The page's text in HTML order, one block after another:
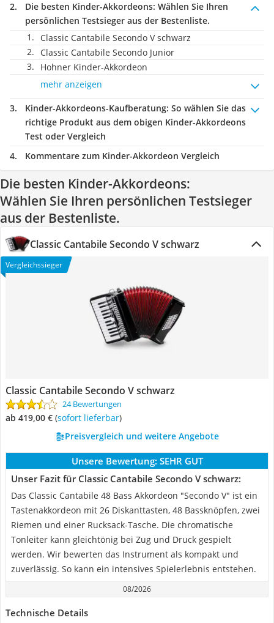
Die besten Kinder-Akkordeons: Wählen Sie Ihren
persönlichen Testsieger aus der Bestenliste.
Classic Cantabile Secondo V schwarz
Classic Cantabile Secondo Junior
Hohner Kinder-Akkordeon
mehr anzeigen
Kinder-Akkordeons-Kaufberatung: So wählen Sie das
richtige Produkt aus dem obigen Kinder-Akkordeons
Test oder Vergleich
Kommentare zum Kinder-Akkordeon Vergleich
Die besten Kinder-Akkordeons:
Wählen Sie Ihren persönlichen Testsieger
aus der Bestenliste.
Classic Cantabile Secondo V schwarz
Vergleichssieger
Classic Cantabile Secondo V schwarz
24 Bewertungen
ab 419,00 € ( Sofort lieferbar)
Preisvergleich und weitere Angebote
Unsere Bewertung: SEHR GUT
Unser Fazit für Classic Cantabile Secondo V schwarz:
Das Classic Cantabile 48 Bass Akkordeon "Secondo V" ist ein
Tastenakkordeon mit 26 Diskanttasten, 48 Bassknöpfen, zwei
Riemen und einer Rucksack-Tasche. Die chromatische
Tonleiter kann gleichtönig bei Zug und Druck gespielt
werden. Wir bewerten das Instrument als kompakt und
zuverlässig. So kann ein intensives Spielerlebnis entstehen.
08/2026
Technische Details